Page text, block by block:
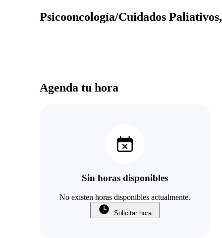
Psicooncología/Cuidados
Agenda tu hora
Sin horas disponibles
No existen horas disponibles actualmente.
Solicitar hora